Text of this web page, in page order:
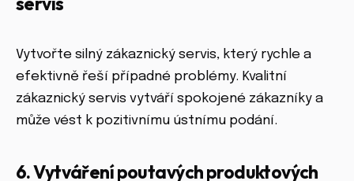
Vytvořte silný zákaznický servis, který rychle a
efektivně řeší případné problémy. Kvalitní
zákaznický servis vytváří spokojené zákazníky a
může vést k pozitivnímu ústnímu podání.
6. Vytváření poutavých produktových